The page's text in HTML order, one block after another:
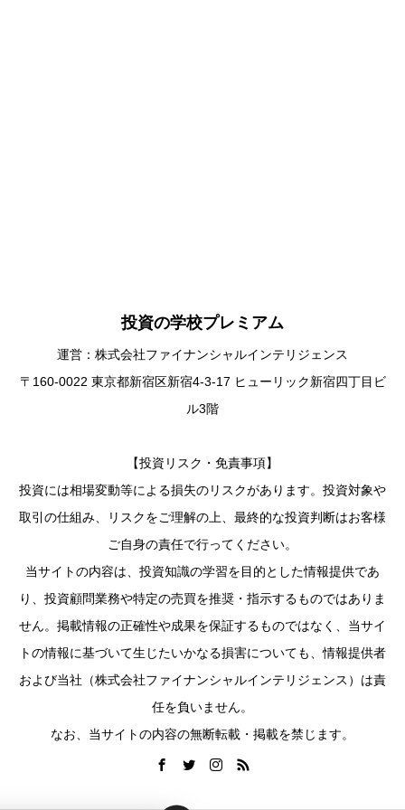
投資の学校プレミアム
運営：株式会社ファイナンシャルインテリジェンス
〒160-0022 東京都新宿区新宿4-3-17 ヒューリック新宿四丁目ビ
ル3階
【投資リスク・免責事項】
投資には相場変動等による損失のリスクがあります。投資対象や
取引の仕組み、リスクをご理解の上、最終的な投資判断はお客様
ご自身の責任で行ってください。
当サイトの内容は、投資知識の学習を目的とした情報提供であ
り、投資顧問業務や特定の売買を推奨・指示するものではありま
せん。掲載情報の正確性や成果を保証するものではなく、当サイ
トの情報に基づいて生じたいかなる損害についても、情報提供者
および当社（株式会社ファイナンシャルインテリジェンス）は責
任を負いません。
なお、当サイトの内容の無断転載・掲載を禁じます。